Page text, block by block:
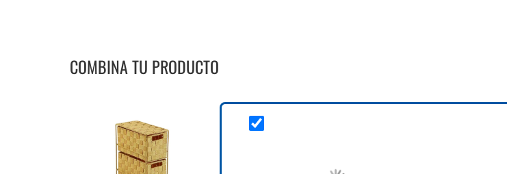
COMBINA TU PRODUCTO